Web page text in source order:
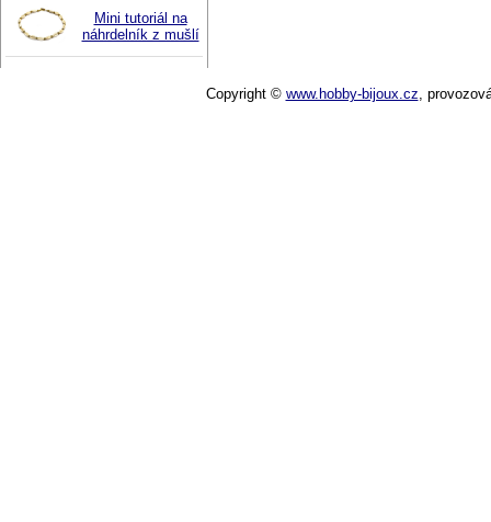
Mini tutoriál na
náhrdelník z mušlí
Copyright © www.hobby-bijoux.cz,